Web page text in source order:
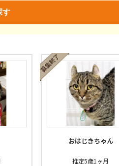
す
おはじきちゃん
推定5歳1ヶ月